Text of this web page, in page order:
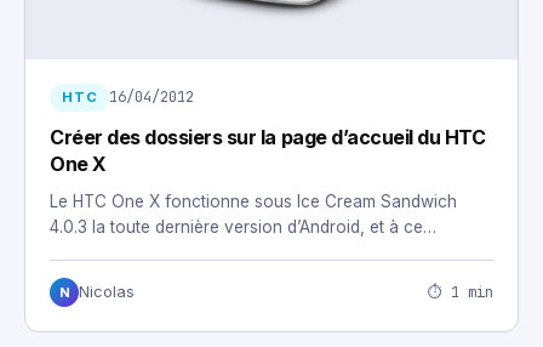
HTC 16/04/2012
Créer des dossiers sur la page d’accueil du HTC
One X
Le HTC One X fonctionne sous Ice Cream Sandwich
4.0.3 la toute dernière version d’Android, et à ce…
N Nicolas ⏱ 1 min